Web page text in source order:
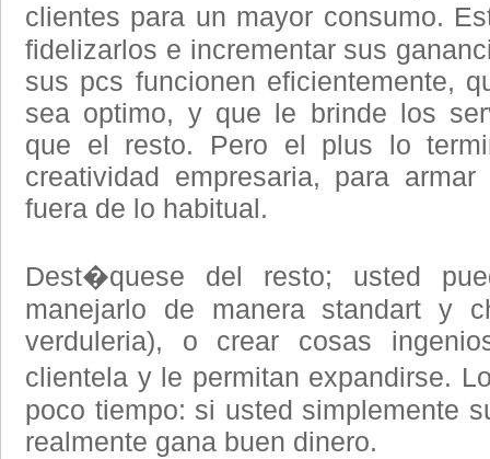
clientes para un mayor consumo.
fidelizarlos e incrementar sus
sus pcs funcionen eficientemente,
sea optimo, y que le brinde los
que el resto. Pero el plus lo
creatividad empresaria, para
fuera de lo habitual.
Dest�quese del resto; usted
manejarlo de manera standart y
verduleria), o crear cosas
clientela y le permitan expandirse.
poco tiempo: si usted simplemente
realmente gana buen dinero.